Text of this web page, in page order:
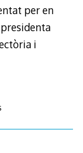
per en
presidenta
i